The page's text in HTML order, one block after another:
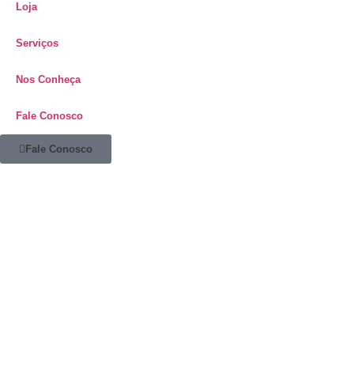
Loja
Serviços
Nos Conheça
Fale Conosco
Fale Conosco